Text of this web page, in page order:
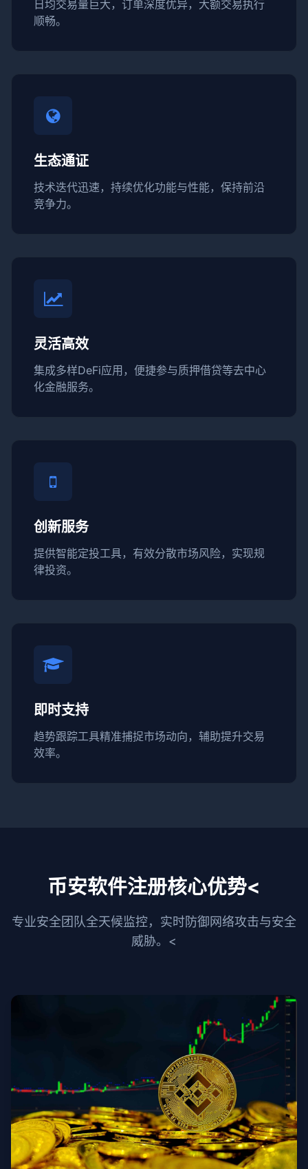
日均交易量巨大，订单深度优异，大额交易执行
顺畅。
生态通证
技术迭代迅速，持续优化功能与性能，保持前沿
竞争力。
灵活高效
集成多样DeFi应用，便捷参与质押借贷等去中心
化金融服务。
创新服务
提供智能定投工具，有效分散市场风险，实现规
律投资。
即时支持
趋势跟踪工具精准捕捉市场动向，辅助提升交易
效率。
币安软件注册核心优势<
专业安全团队全天候监控，实时防御网络攻击与安全
威胁。<